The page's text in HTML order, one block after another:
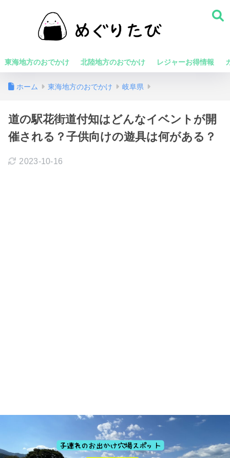
東海地方のおでかけ 北陸地方のおでかけ レジャーお得情報
ホーム 東海地方のおでかけ 岐阜県
道の駅花街道付知はどんなイベントが開
催される？子供向けの遊具は何がある？
2023-10-16